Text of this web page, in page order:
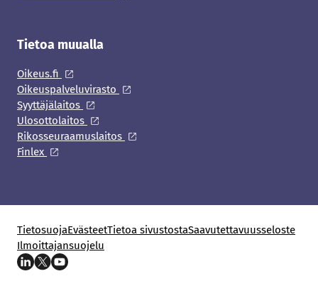
Tietoa muualla
Oikeus.fi
Oikeuspalveluvirasto
Syyttäjälaitos
Ulosottolaitos
Rikosseuraamuslaitos
Finlex
TietosuojaEvästeetTietoa sivustostaSaavutettavuusseloste
Ilmoittajansuojelu